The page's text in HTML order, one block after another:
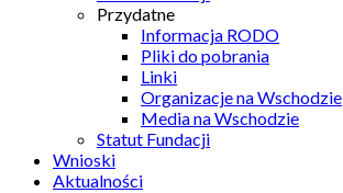
Przydatne
Informacja RODO
Pliki do pobrania
Linki
Organizacje na Wschodzie
Media na Wschodzie
Statut Fundacji
Wnioski
Aktualności